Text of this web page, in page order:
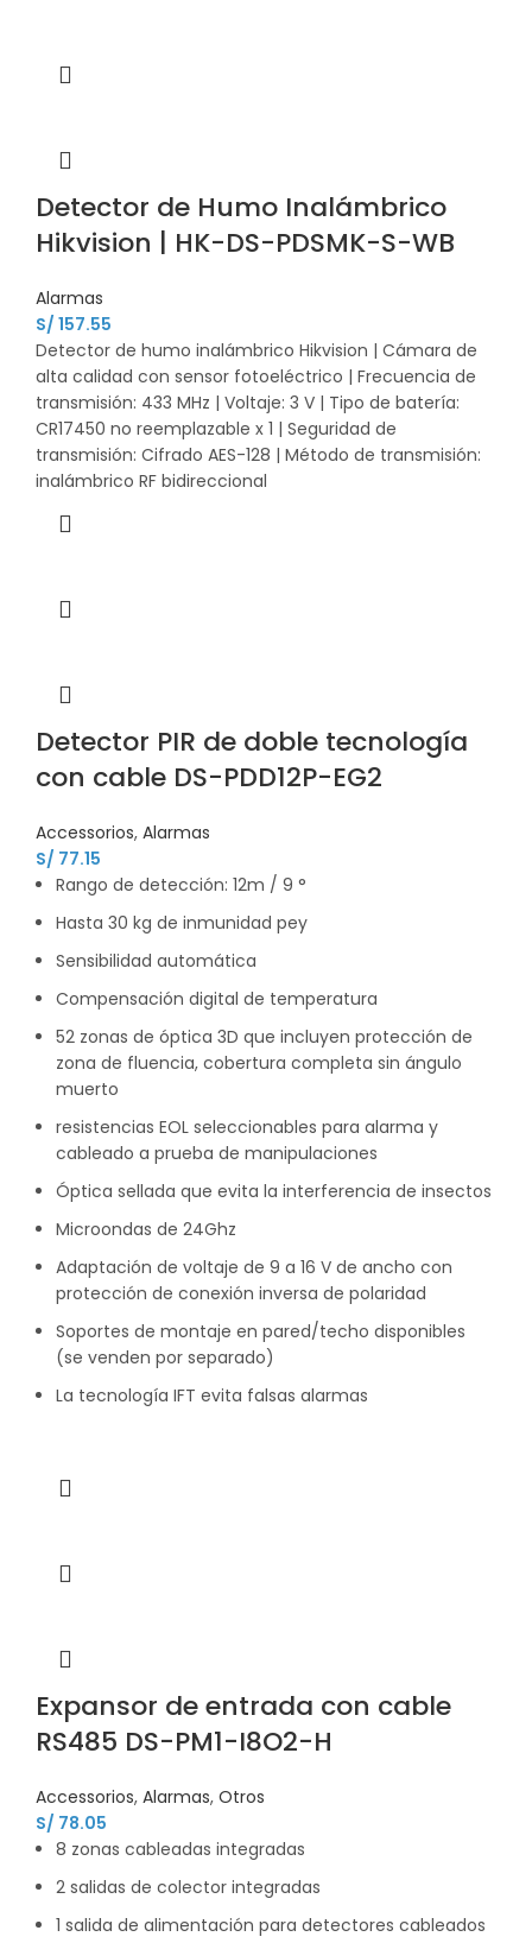
Detector de Humo Inalámbrico
Hikvision | HK-DS-PDSMK-S-WB
Alarmas
S/ 157.55
Detector de humo inalámbrico Hikvision | Cámara de
alta calidad con sensor fotoeléctrico | Frecuencia de
transmisión: 433 MHz | Voltaje: 3 V | Tipo de batería:
CR17450 no reemplazable x 1 | Seguridad de
transmisión: Cifrado AES-128 | Método de transmisión:
inalámbrico RF bidireccional
Detector PIR de doble tecnología
con cable DS-PDD12P-EG2
Accessorios, Alarmas
S/ 77.15
Rango de detección: 12m / 9 °
Hasta 30 kg de inmunidad pey
Sensibilidad automática
Compensación digital de temperatura
52 zonas de óptica 3D que incluyen protección de
zona de fluencia, cobertura completa sin ángulo
muerto
resistencias EOL seleccionables para alarma y
cableado a prueba de manipulaciones
Óptica sellada que evita la interferencia de insectos
Microondas de 24Ghz
Adaptación de voltaje de 9 a 16 V de ancho con
protección de conexión inversa de polaridad
Soportes de montaje en pared/techo disponibles
(se venden por separado)
La tecnología IFT evita falsas alarmas
Expansor de entrada con cable
RS485 DS-PM1-I8O2-H
Accessorios, Alarmas, Otros
S/ 78.05
8 zonas cableadas integradas
2 salidas de colector integradas
1 salida de alimentación para detectores cableados